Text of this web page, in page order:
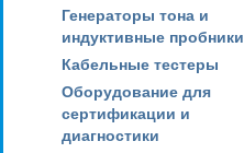
Генераторы тона и
индуктивные пробники
Кабельные тестеры
Оборудование для
сертификации и
диагностики